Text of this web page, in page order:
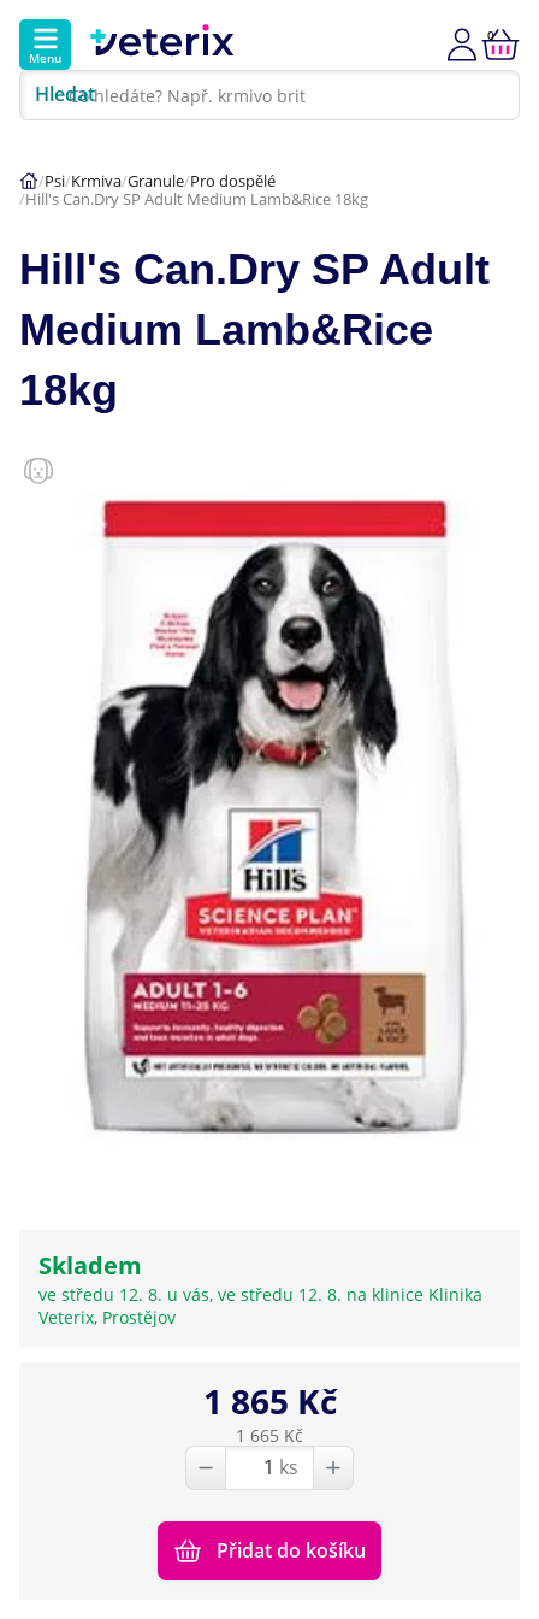
Menu
Hledat
0
Hlavní kategorie
Akce
Psi
Kočky
Veterinární diety
Dárkové poukazy
777 319 516 (Po–Pá, 9–19h; So–Ne, 9–14h)
info@veterix.cz
E-shop Veterix
777 319 517 (Po–Pá, 8–15h)
eshop@veterix.cz
Psi Krmiva Granule Pro dospělé
Hill's Can.Dry SP Adult Medium Lamb&Rice 18kg
Hill's Can.Dry SP Adult
Medium Lamb&Rice
18kg
Skladem
ve středu 12. 8. u vás, ve středu 12. 8. na klinice Klinika
Veterix, Prostějov
1 865 Kč
1 665 Kč
ks
Přidat do košíku